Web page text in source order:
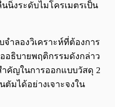
นิ่งระดับไมโครเมตรเป็น
ำลองวิเคราะห์ที่ต้องการ
อธิบายพฤติกรรมดังกล่าว
ำคัญในการออกแบบวัสดุ 2
มได้อย่างเจาะจงใน